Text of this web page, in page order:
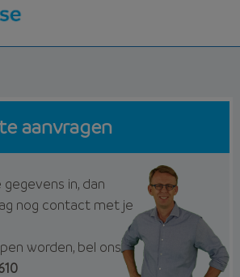
aanvragen
in, dan
nog contact met je
worden, bel ons